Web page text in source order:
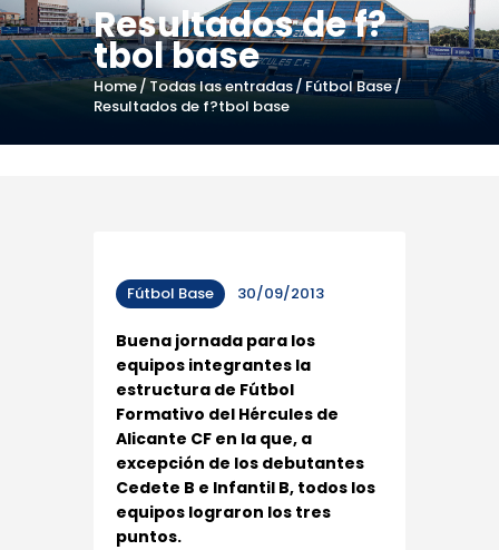
Resultados de f?
tbol base
Home Todas las entradas
Fútbol Base
Resultados de f?tbol base
Fútbol Base 30/09/2013
Buena jornada para los
equipos integrantes la
estructura de Fútbol
Formativo del Hércules de
Alicante CF en la que, a
excepción de los debutantes
Cedete B e Infantil B, todos los
equipos lograron los tres
puntos.